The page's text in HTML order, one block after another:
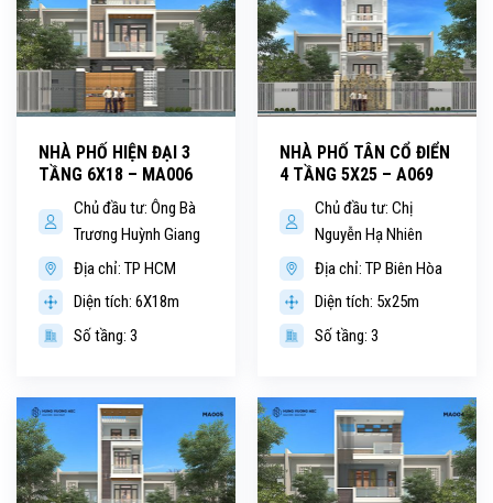
NHÀ PHỐ HIỆN ĐẠI 3
TẦNG 6X18 – MA006
Chủ đầu tư: Ông Bà
Trương Huỳnh Giang
Địa chỉ: TP HCM
Diện tích: 6X18m
Số tầng: 3
NHÀ PHỐ TÂN CỔ ĐIỂN
4 TẦNG 5X25 – A069
Chủ đầu tư: Chị
Nguyễn Hạ Nhiên
Địa chỉ: TP Biên Hòa
Diện tích: 5x25m
Số tầng: 3